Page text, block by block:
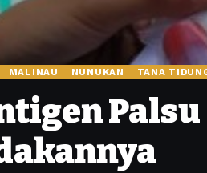
MALINAU NUNUKAN TANA